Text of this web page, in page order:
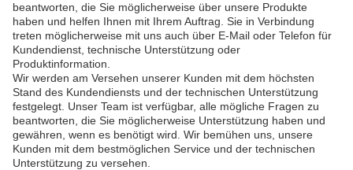
beantworten, die Sie möglicherweise über unsere Produkte
haben und helfen Ihnen mit Ihrem Auftrag. Sie in Verbindung
treten möglicherweise mit uns auch über E-Mail oder Telefon für
Kundendienst, technische Unterstützung oder
Produktinformation.
Wir werden am Versehen unserer Kunden mit dem höchsten
Stand des Kundendiensts und der technischen Unterstützung
festgelegt. Unser Team ist verfügbar, alle mögliche Fragen zu
beantworten, die Sie möglicherweise Unterstützung haben und
gewähren, wenn es benötigt wird. Wir bemühen uns, unsere
Kunden mit dem bestmöglichen Service und der technischen
Unterstützung zu versehen.